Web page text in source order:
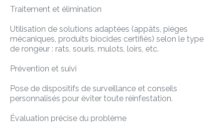
Traitement et élimination
Utilisation de solutions adaptées (appâts, pièges
mécaniques, produits biocides certifiés) selon le type
de rongeur : rats, souris, mulots, loirs, etc.
Prévention et suivi
Pose de dispositifs de surveillance et conseils
personnalisés pour éviter toute réinfestation.
Évaluation précise du problème